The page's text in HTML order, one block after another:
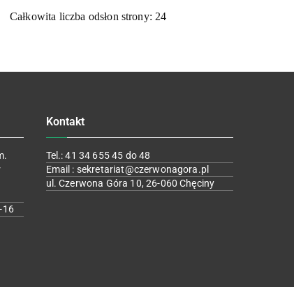
Całkowita liczba odsłon strony: 24
16
Kontakt
Tel.: 41 34 655 45 do 48
Email : sekretariat@czerwonagora.pl
ul. Czerwona Góra 10, 26-060 Chęciny